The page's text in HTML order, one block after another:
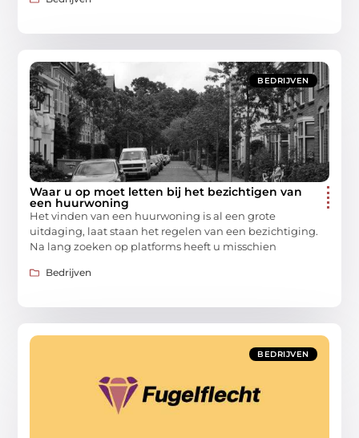
BEDRIJVEN
Waar u op moet letten bij het bezichtigen van
een huurwoning
Het vinden van een huurwoning is al een grote
uitdaging, laat staan het regelen van een bezichtiging.
Na lang zoeken op platforms heeft u misschien
Bedrijven
BEDRIJVEN